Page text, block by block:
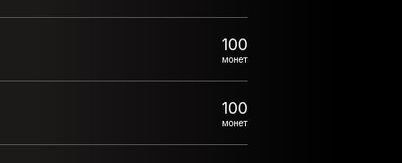
100
монет
100
монет